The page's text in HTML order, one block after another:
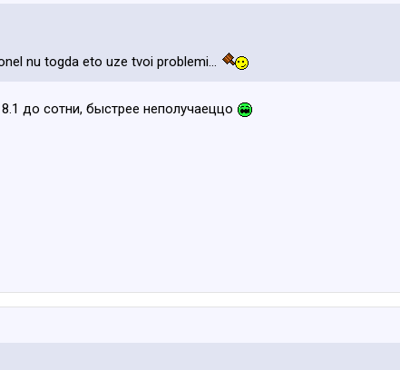
nu togda eto uze tvoi problemi...
до сотни, быстрее неполучаеццо